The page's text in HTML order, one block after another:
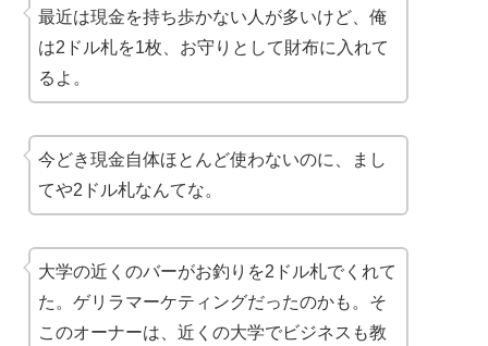
最近は現金を持ち歩かない人が多いけど、俺
は2ドル札を1枚、お守りとして財布に入れて
るよ。
今どき現金自体ほとんど使わないのに、まし
てや2ドル札なんてな。
大学の近くのバーがお釣りを2ドル札でくれて
た。ゲリラマーケティングだったのかも。そ
このオーナーは、近くの大学でビジネスも教